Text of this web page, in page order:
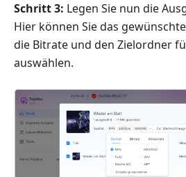
Schritt 3: Legen Sie nun die
Hier können Sie das
die Bitrate und den Zielordner
auswählen.